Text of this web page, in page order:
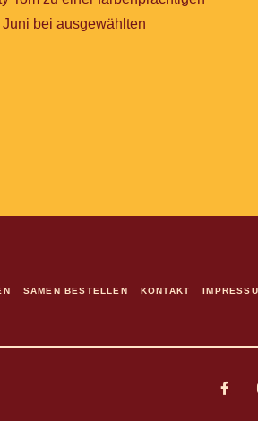
bei ausgewählten
SAMEN BESTELLEN KONTAKT